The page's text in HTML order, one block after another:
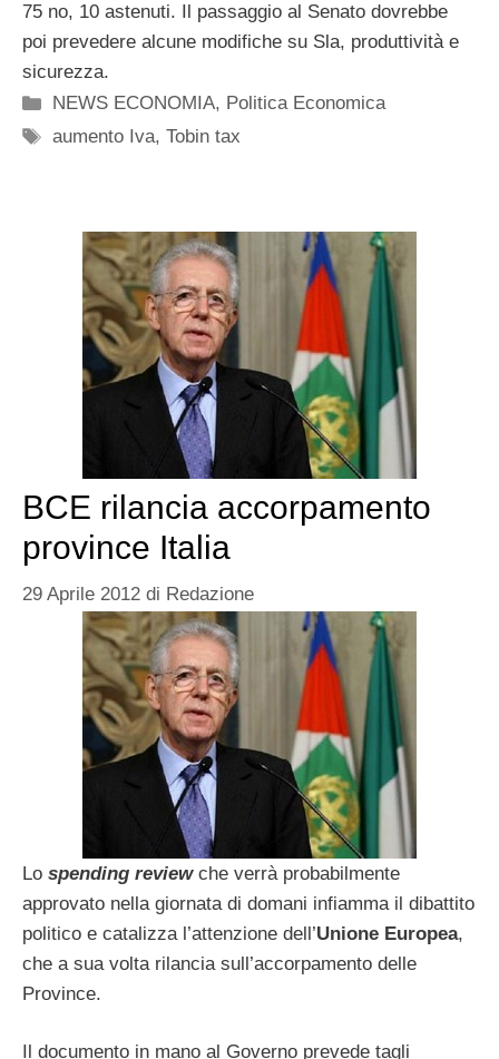
75 no, 10 astenuti. Il passaggio al Senato dovrebbe
poi prevedere alcune modifiche su Sla, produttività e
sicurezza.
Categorie
NEWS ECONOMIA, Politica Economica
Tag
aumento Iva,Tobin tax
BCE rilancia accorpamento
province Italia
29 Aprile 2012 di Redazione
Lo spending reviewche verrà probabilmente
approvato nella giornata di domani infiamma il dibattito
politico e catalizza l’attenzione dell’Unione Europea,
che a sua volta rilancia sull’accorpamento delle
Province.
Il documento in mano al Governo prevede tagli